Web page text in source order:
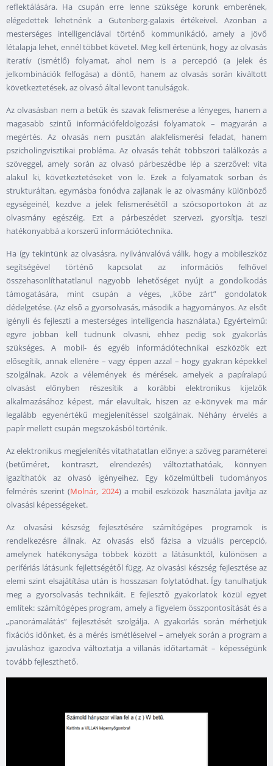
reflektálására. Ha csupán erre lenne szüksége korunk emberének,
elégedettek lehetnénk a Gutenberg-galaxis értékeivel. Azonban a
mesterséges intelligenciával történő kommunikáció, amely a jövő
létalapja lehet, ennél többet követel. Meg kell értenünk, hogy az olvasás
iteratív (ismétlő) folyamat, ahol nem is a percepció (a jelek és
jelkombinációk felfogása) a döntő, hanem az olvasás során kiváltott
következtetések, az olvasó által levont tanulságok.
Az olvasásban nem a betűk és szavak felismerése a lényeges, hanem a
magasabb szintű információfeldolgozási folyamatok – magyarán a
megértés. Az olvasás nem pusztán alakfelismerési feladat, hanem
pszicholingvisztikai probléma. Az olvasás tehát többszöri találkozás a
szöveggel, amely során az olvasó párbeszédbe lép a szerzővel: vita
alakul ki, következtetéseket von le. Ezek a folyamatok sorban és
strukturáltan, egymásba fonódva zajlanak le az olvasmány különböző
egységeinél, kezdve a jelek felismerésétől a szócsoportokon át az
olvasmány egészéig. Ezt a párbeszédet szervezi, gyorsítja, teszi
hatékonyabbá a korszerű információtechnika.
Ha így tekintünk az olvasásra, nyilvánvalóvá válik, hogy a mobileszköz
segítségével történő kapcsolat az információs felhővel
összehasonlíthatatlanul nagyobb lehetőséget nyújt a gondolkodás
támogatására, mint csupán a véges, „kőbe zárt” gondolatok
dédelgetése. (Az első a gyorsolvasás, második a hagyományos. Az elsőt
igényli és fejleszti a mesterséges intelligencia használata.) Egyértelmű:
egyre jobban kell tudnunk olvasni, ehhez pedig sok gyakorlás
szükséges. A mobil- és egyéb információtechnikai eszközök ezt
elősegítik, annak ellenére – vagy éppen azzal – hogy gyakran képekkel
szolgálnak. Azok a vélemények és mérések, amelyek a papíralapú
olvasást előnyben részesítik a korábbi elektronikus kijelzők
alkalmazásához képest, már elavultak, hiszen az e-könyvek ma már
legalább egyenértékű megjelenítéssel szolgálnak. Néhány érvelés a
papír mellett csupán megszokásból történik.
Az elektronikus megjelenítés vitathatatlan előnye: a szöveg paraméterei
(betűméret, kontraszt, elrendezés) változtathatóak, könnyen
igazíthatók az olvasó igényeihez. Egy közelmúltbeli tudományos
felmérés szerint (Molnár, 2024) a mobil eszközök használata javítja az
olvasási képességeket.
Az olvasási készség fejlesztésére számítógépes programok is
rendelkezésre állnak. Az olvasás első fázisa a vizuális percepció,
amelynek hatékonysága többek között a látásunktól, különösen a
perifériás látásunk fejlettségétől függ. Az olvasási készség fejlesztése az
elemi szint elsajátítása után is hosszasan folytatódhat. Így tanulhatjuk
meg a gyorsolvasás technikáit. E fejlesztő gyakorlatok közül egyet
említek: számítógépes program, amely a figyelem összpontosítását és a
„panorámalátás” fejlesztését szolgálja. A gyakorlás során mérhetjük
fixációs időnket, és a mérés ismétléseivel – amelyek során a program a
javuláshoz igazodva változtatja a villanás időtartamát – képességünk
tovább fejleszthető.